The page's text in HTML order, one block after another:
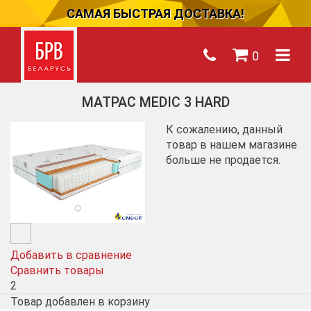
САМАЯ БЫСТРАЯ ДОСТАВКА!
0
МАТРАС MEDIC 3 HARD
Добавить в сравнение
Сравнить товары
2
К сожалению, данный
товар в нашем магазине
больше не продается.
Товар добавлен в корзину